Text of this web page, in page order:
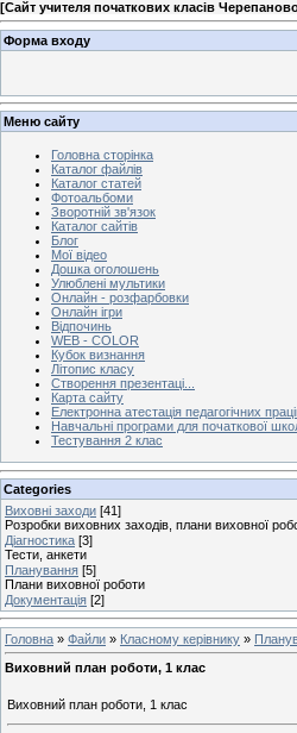
[Сайт учителя початкових класів
Форма входу
Меню сайту
Головна сторінка
Каталог файлів
Каталог статей
Фотоальбоми
Зворотній зв'язок
Каталог сайтів
Блог
Мої відео
Дошка оголошень
Улюблені мультики
Онлайн - розфарбовки
Онлайн ігри
Відпочинь
WEB - COLOR
Кубок визнання
Літопис класу
Створення презентаці...
Карта сайту
Електронна атестація педагогічних
Навчальні програми для початкової
Тестування 2 клас
Categories
Виховні заходи [41]
Розробки виховних заходів, плани виховної
Діагностика [3]
Тести, анкети
Планування [5]
Плани виховної роботи
Документація [2]
Головна » Файли » Класному керівнику »
Виховний план роботи, 1 клас
Виховний план роботи, 1 клас